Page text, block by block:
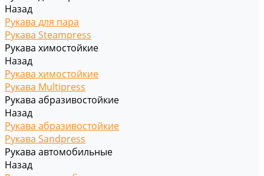
Назад
Рукава для пара
Рукава Steampress
Рукава химостойкие
Назад
Рукава химостойкие
Рукава Multipress
Рукава абразивостойкие
Назад
Рукава абразивостойкие
Рукава Sandpress
Рукава автомобильные
Назад